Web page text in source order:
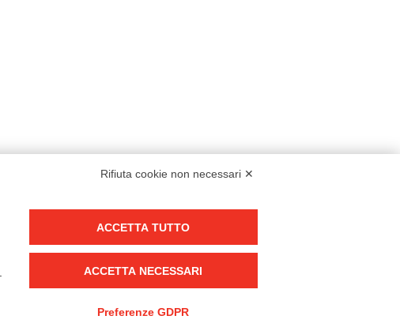
Rifiuta cookie non necessari ✕
ACCETTA TUTTO
ACCETTA NECESSARI
Preferenze GDPR